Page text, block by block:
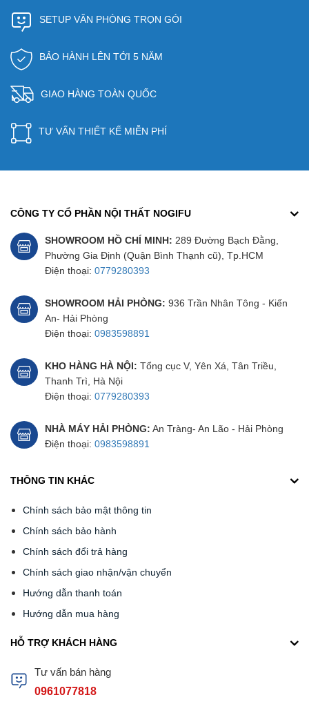
SETUP VĂN PHÒNG TRỌN GÓI
BẢO HÀNH LÊN TỚI 5 NĂM
GIAO HÀNG TOÀN QUỐC
TƯ VẤN THIẾT KẾ MIỄN PHÍ
CÔNG TY CỔ PHẦN NỘI THẤT NOGIFU
SHOWROOM HỒ CHÍ MINH: 289 Đường Bạch Đằng,
Phường Gia Định (Quận Bình Thạnh cũ), Tp.HCM
Điện thoại: 0779280393
SHOWROOM HẢI PHÒNG: 936 Trần Nhân Tông - Kiến
An- Hải Phòng
Điện thoại: 0983598891
KHO HÀNG HÀ NỘI: Tổng cục V, Yên Xá, Tân Triều,
Thanh Trì, Hà Nội
Điện thoại: 0779280393
NHÀ MÁY HẢI PHÒNG: An Tràng- An Lão - Hải Phòng
Điện thoại: 0983598891
THÔNG TIN KHÁC
Chính sách bảo mật thông tin
Chính sách bảo hành
Chính sách đổi trả hàng
Chính sách giao nhận/vận chuyển
Hướng dẫn thanh toán
Hướng dẫn mua hàng
HỖ TRỢ KHÁCH HÀNG
Tư vấn bán hàng
0961077818